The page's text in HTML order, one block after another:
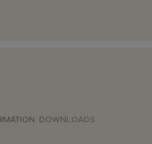
DOWNLOADS